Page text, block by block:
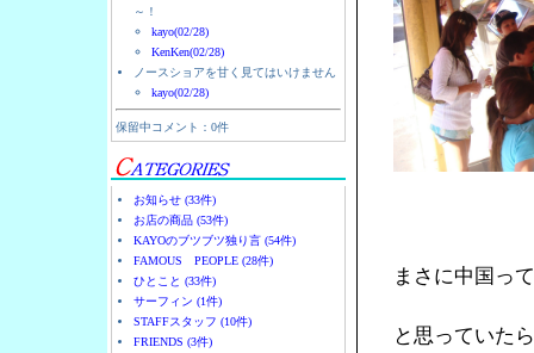
～！
kayo(02/28)
KenKen(02/28)
ノースショアを甘く見てはいけません
kayo(02/28)
保留中コメント：0件
お知らせ (33件)
お店の商品 (53件)
KAYOのブツブツ独り言 (54件)
FAMOUS PEOPLE (28件)
ひとこと (33件)
サーフィン (1件)
STAFFスタッフ (10件)
FRIENDS (3件)
まさに中国っ
と思っていた